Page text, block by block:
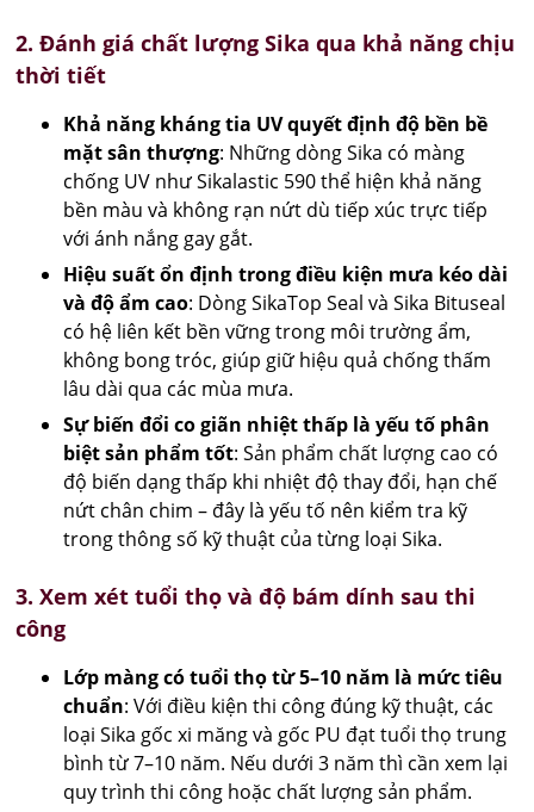
2. Đánh giá chất lượng Sika qua khả năng chịu
thời tiết
Khả năng kháng tia UV quyết định độ bền bề
mặt sân thượng: Những dòng Sika có màng
chống UV như Sikalastic 590 thể hiện khả năng
bền màu và không rạn nứt dù tiếp xúc trực tiếp
với ánh nắng gay gắt.
Hiệu suất ổn định trong điều kiện mưa kéo dài
và độ ẩm cao: Dòng SikaTop Seal và Sika Bituseal
có hệ liên kết bền vững trong môi trường ẩm,
không bong tróc, giúp giữ hiệu quả chống thấm
lâu dài qua các mùa mưa.
Sự biến đổi co giãn nhiệt thấp là yếu tố phân
biệt sản phẩm tốt: Sản phẩm chất lượng cao có
độ biến dạng thấp khi nhiệt độ thay đổi, hạn chế
nứt chân chim – đây là yếu tố nên kiểm tra kỹ
trong thông số kỹ thuật của từng loại Sika.
3. Xem xét tuổi thọ và độ bám dính sau thi
công
Lớp màng có tuổi thọ từ 5–10 năm là mức tiêu
chuẩn: Với điều kiện thi công đúng kỹ thuật, các
loại Sika gốc xi măng và gốc PU đạt tuổi thọ trung
bình từ 7–10 năm. Nếu dưới 3 năm thì cần xem lại
quy trình thi công hoặc chất lượng sản phẩm.